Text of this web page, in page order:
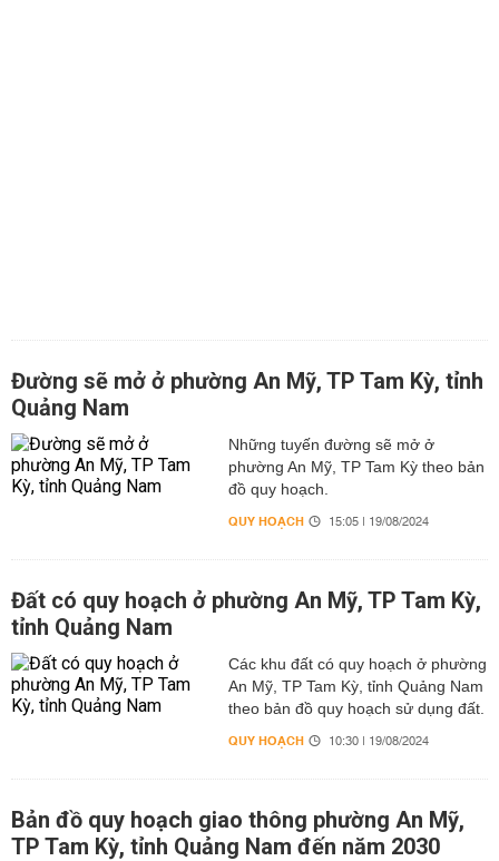
Đường sẽ mở ở phường An Mỹ, TP Tam Kỳ, tỉnh
Quảng Nam
Những tuyến đường sẽ mở ở
phường An Mỹ, TP Tam Kỳ theo bản
đồ quy hoạch.
QUY HOẠCH 15:05 | 19/08/2024
Đất có quy hoạch ở phường An Mỹ, TP Tam Kỳ,
tỉnh Quảng Nam
Các khu đất có quy hoạch ở phường
An Mỹ, TP Tam Kỳ, tỉnh Quảng Nam
theo bản đồ quy hoạch sử dụng đất.
QUY HOẠCH 10:30 | 19/08/2024
Bản đồ quy hoạch giao thông phường An Mỹ,
TP Tam Kỳ, tỉnh Quảng Nam đến năm 2030